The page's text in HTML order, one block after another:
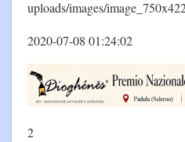
uploads/images/
2020-07-08 01:24:02
2